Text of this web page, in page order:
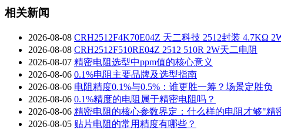
相关新闻
2026-08-08 CRH2512F4K70E04Z 天二科技 2512封装 4.7KΩ
2026-08-08 CRH2512F510RE04Z 2512 510R 2W天二电阻
2026-08-07 精密电阻选型中ppm值的核心意义
2026-08-06 0.1%电阻主要品牌及选型指南
2026-08-06 电阻精度0.1%与0.5%：谁更胜一筹？场景定胜负
2026-08-06 0.1%精度的电阻属于精密电阻吗？
2026-08-06 精密电阻的核心参数界定：什么样的电阻才够"精
2026-08-05 贴片电阻的常用精度有哪些？